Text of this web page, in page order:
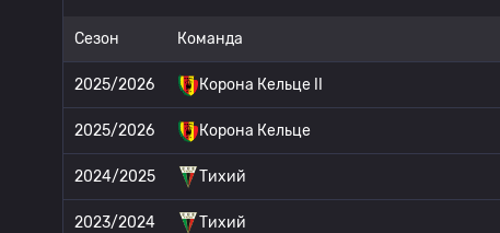
Сезон Команда
2025/2026 Корона Кельце II
2025/2026 Корона Кельце
2024/2025 Тихий
2023/2024 Тихий